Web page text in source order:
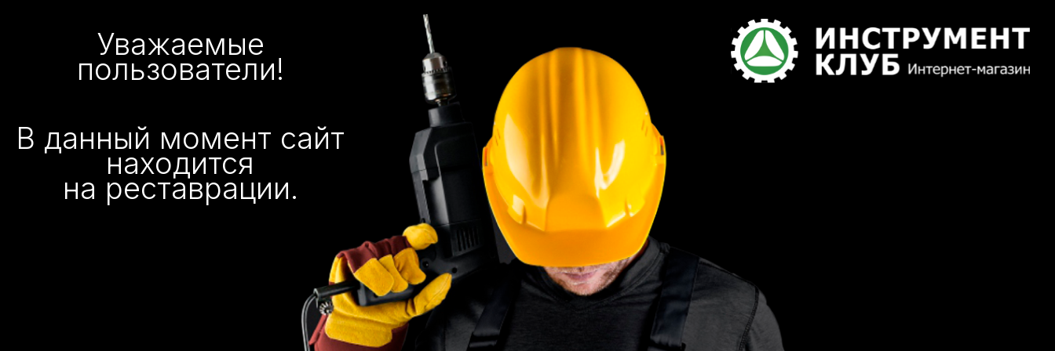
Уважаемые
пользователи!
В данный момент сайт
находится
на реставрации.